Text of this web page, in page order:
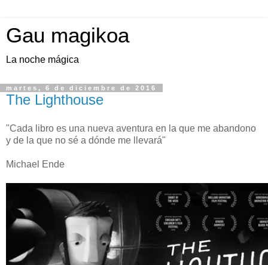
Gau magikoa
La noche mágica
martes, 6 de diciembre de 2016
The Lighthouse
"Cada libro es una nueva aventura en la que me abandono
y de la que no sé a dónde me llevará"
Michael Ende